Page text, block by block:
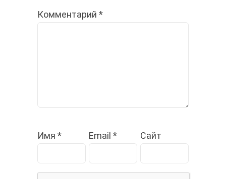
Комментарий *
Имя * Email * Сайт